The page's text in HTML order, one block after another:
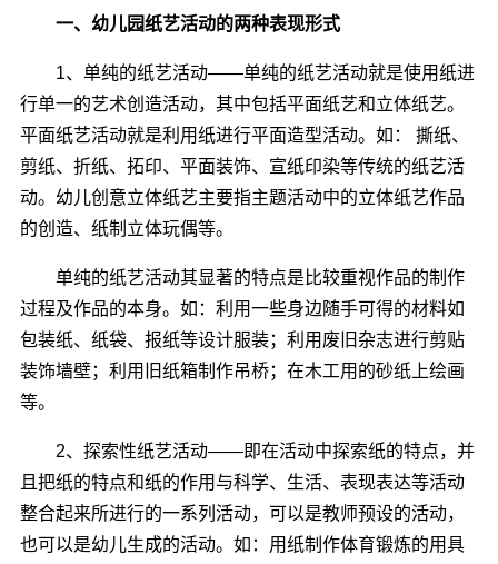
一、幼儿园纸艺活动的两种表现形式
1、单纯的纸艺活动――单纯的纸艺活动就是使用纸进
行单一的艺术创造活动，其中包括平面纸艺和立体纸艺。
平面纸艺活动就是利用纸进行平面造型活动。如： 撕纸、
剪纸、折纸、拓印、平面装饰、宣纸印染等传统的纸艺活
动。幼儿创意立体纸艺主要指主题活动中的立体纸艺作品
的创造、纸制立体玩偶等。
单纯的纸艺活动其显著的特点是比较重视作品的制作
过程及作品的本身。如：利用一些身边随手可得的材料如
包装纸、纸袋、报纸等设计服装；利用废旧杂志进行剪贴
装饰墙壁；利用旧纸箱制作吊桥；在木工用的砂纸上绘画
等。
2、探索性纸艺活动――即在活动中探索纸的特点，并
且把纸的特点和纸的作用与科学、生活、表现表达等活动
整合起来所进行的一系列活动，可以是教师预设的活动，
也可以是幼儿生成的活动。如：用纸制作体育锻炼的用具